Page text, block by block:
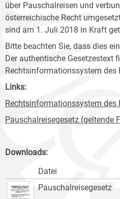
über Pauschalreisen und
österreichische Recht
sind am 1. Juli 2018 in Kraft
Bitte beachten Sie, dass dies
Der authentische Gesetzestext
Rechtsinformationssystem des
Links:
Rechtsinformationssystem des
Pauschalreisegesetz (geltende
Downloads:
Datei
Pauschalreisegesetz